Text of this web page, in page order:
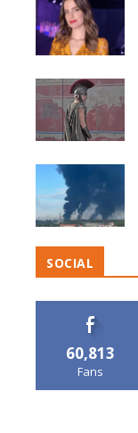
SOCIAL
60,813
Fans